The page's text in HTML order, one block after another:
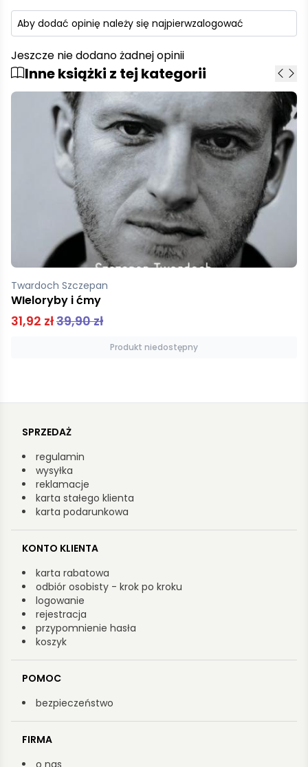
Aby dodać opinię należy się najpierwzalogować
Jeszcze nie dodano żadnej opinii
Inne książki z tej kategorii
Ławrynowicz Witold J.
Sieroty rewolucji
43,00 zł
Dodaj do koszyka
SPRZEDAŻ
regulamin
wysyłka
reklamacje
karta stałego klienta
karta podarunkowa
KONTO KLIENTA
karta rabatowa
odbiór osobisty - krok po kroku
logowanie
rejestracja
przypomnienie hasła
koszyk
POMOC
bezpieczeństwo
FIRMA
o nas